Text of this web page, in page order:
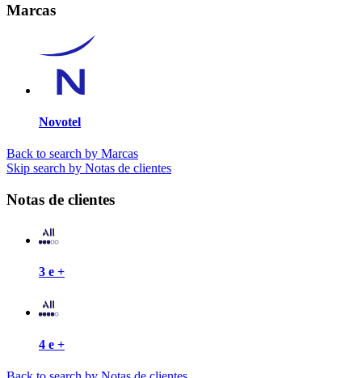
Marcas
Novotel
Back to search by Marcas
Skip search by Notas de clientes
Notas de clientes
3 e +
4 e +